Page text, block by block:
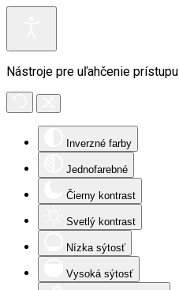
Nástroje pre uľahčenie prístupu
Inverzné farby
Jednofarebné
Čierny kontrast
Svetlý kontrast
Nízka sýtosť
Vysoká sýtosť